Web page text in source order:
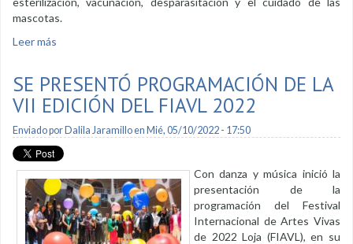
mascotas.
Leer más
SE PRESENTÓ PROGRAMACIÓN DE LA
VII EDICIÓN DEL FIAVL 2022
Enviado por Dalila Jaramilloen Mié, 05/10/2022 - 17:50
Con danza y música inició la
presentación de la
programación del Festival
Internacional de Artes Vivas
de 2022 Loja (FIAVL), en su